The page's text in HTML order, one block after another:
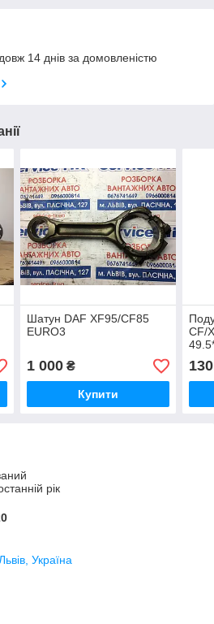
14 днів за домовленістю
Шатун DAF XF95/CF85
EURO3
1 000₴
Купити
CF/
130
рік
Україна